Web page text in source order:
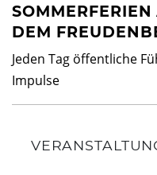
Weinprobe in der
Was ist das
Mobiles
Naturkita LA LE LU
Stellenangebote
SOMMERFERIEN
DEM
Jeden Tag öffentliche
Impulse